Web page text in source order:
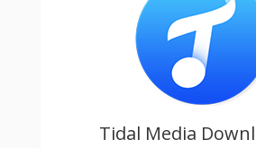
Tidal Media